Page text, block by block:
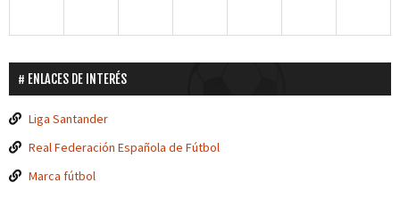
ENLACES DE INTERÉS
Liga Santander
Real Federación Española de Fútbol
Marca fútbol